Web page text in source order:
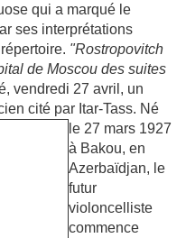
qui a marqué le
ses interprétations
"Rostropovitch
de Moscou des suites
vendredi 27 avril, un
cité par Itar-Tass. Né
le 27 mars 1927
à Bakou, en
Azerbaïdjan, le
futur
violoncelliste
commence